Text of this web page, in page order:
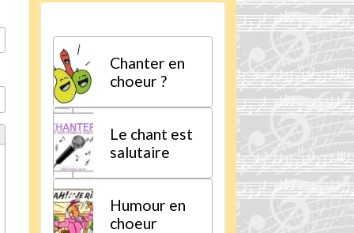
Chanter en
choeur ?
Le chant est
salutaire
Humour en
choeur